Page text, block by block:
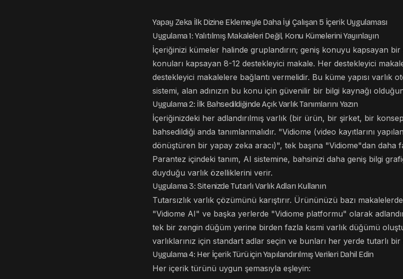
Yapay Zeka İlk Dizine Eklemeyle Daha İyi Çalışan 5 İçerik Uygulaması
Uygulama 1: Yalıtılmış Makaleleri Değil, Konu Kümelerini Yayınlayın
İçeriğinizi kümeler halinde gruplandırın; geniş konuyu kapsayan
konuları kapsayan 8-12 destekleyici makale. Her destekleyici
destekleyici makalelere bağlantı vermelidir. Bu küme yapısı varlık
sistemi, alan adınızın bu konu için güvenilir bir bilgi kaynağı
Uygulama 2: İlk Bahsedildiğinde Açık Varlık Tanımlarını Yazın
İçeriğinizdeki her adlandırılmış varlık (bir ürün, bir şirket, bir
bahsedildiği anda tanımlanmalıdır. "Vidiome (video kayıtlarını
dönüştüren bir yapay zeka aracı)", tek başına "Vidiome"dan daha
Parantez içindeki tanım, AI sistemine, bahsinizi daha geniş bilgi
duyduğu varlık özelliklerini verir.
Uygulama 3: Sitenizde Tutarlı Varlık Adları Kullanın
Tutarsızlık varlık çözümünü karıştırır. Ürününüzü bazı
"Vidiome AI" ve başka yerlerde "Vidiome platformu" olarak
tek bir zengin düğüm yerine birden fazla kısmi varlık düğümü
varlıklarınız için standart adlar seçin ve bunları her yerde tutarlı bir
Uygulama 4: Her İçerik Türü için Yapılandırılmış Verileri Dahil Edin
Her içerik türünü uygun şemasıyla eşleyin: